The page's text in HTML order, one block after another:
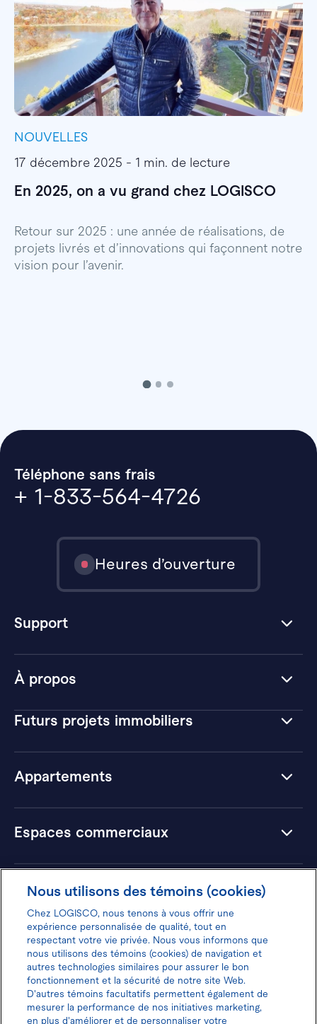
NOUVELLES
17 décembre 2025 - 1 min. de lecture
En 2025, on a vu grand chez LOGISCO
Retour sur 2025 : une année de réalisations, de
projets livrés et d’innovations qui façonnent notre
vision pour l’avenir.
À propos
Futurs projets immobiliers
Appartements
Espaces commerciaux
Hôtels
Téléphone sans frais
+ 1-833-564-4726
Heures d’ouverture
Support
Donnez votre avis pour gagner 100$
Nous utilisons des témoins (cookies)
Chez LOGISCO, nous tenons à vous offrir une
expérience personnalisée de qualité, tout en
respectant votre vie privée. Nous vous informons que
nous utilisons des témoins (cookies) de navigation et
autres technologies similaires pour assurer le bon
fonctionnement et la sécurité de notre site Web.
D'autres témoins facultatifs permettent également de
mesurer la performance de nos initiatives marketing,
en plus d'améliorer et de personnaliser votre